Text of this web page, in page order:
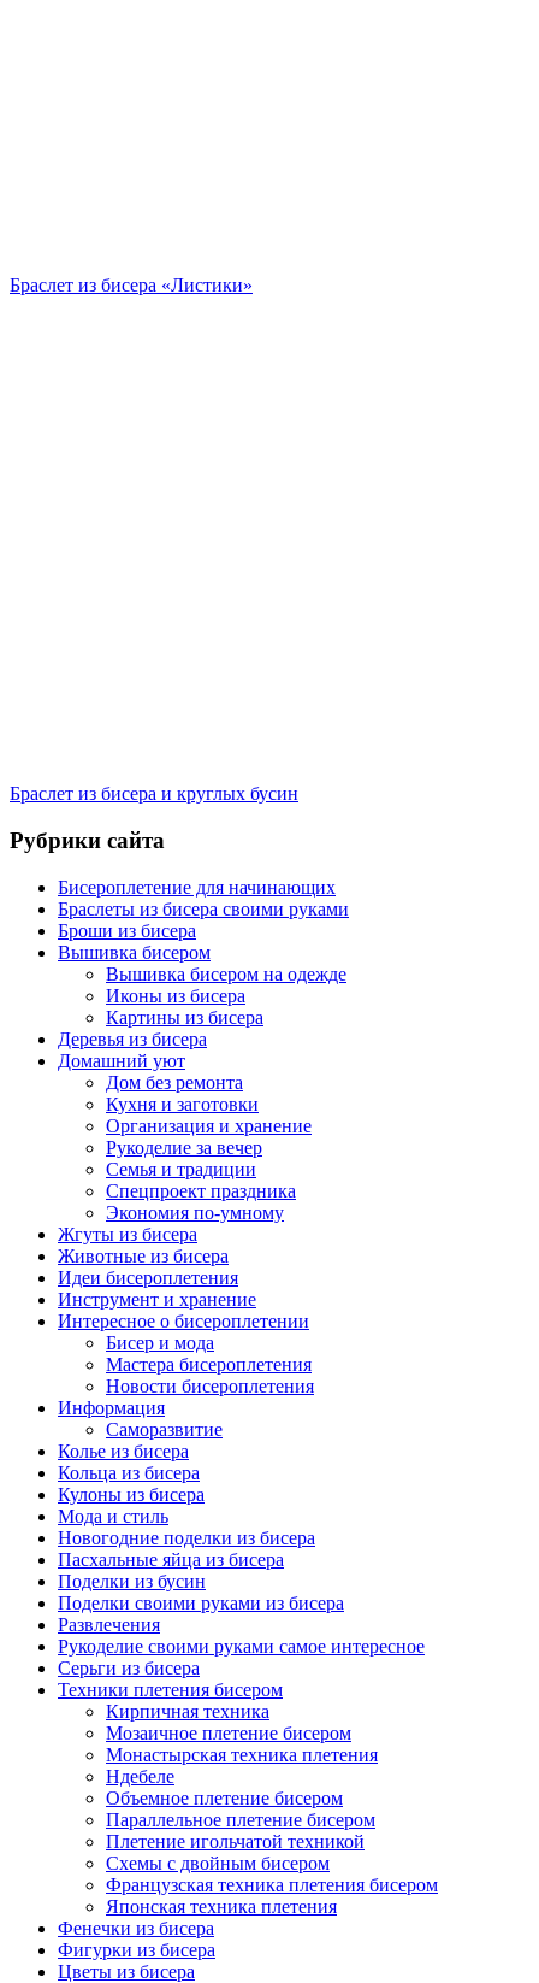
Браслет из бисера «Листики»
Браслет из бисера и круглых бусин
Рубрики сайта
Бисероплетение для начинающих
Браслеты из бисера своими руками
Броши из бисера
Вышивка бисером
Вышивка бисером на одежде
Иконы из бисера
Картины из бисера
Деревья из бисера
Домашний уют
Дом без ремонта
Кухня и заготовки
Организация и хранение
Рукоделие за вечер
Семья и традиции
Спецпроект праздника
Экономия по-умному
Жгуты из бисера
Животные из бисера
Идеи бисероплетения
Инструмент и хранение
Интересное о бисероплетении
Бисер и мода
Мастера бисероплетения
Новости бисероплетения
Информация
Саморазвитие
Колье из бисера
Кольца из бисера
Кулоны из бисера
Мода и стиль
Новогодние поделки из бисера
Пасхальные яйца из бисера
Поделки из бусин
Поделки своими руками из бисера
Развлечения
Рукоделие своими руками самое интересное
Серьги из бисера
Техники плетения бисером
Кирпичная техника
Мозаичное плетение бисером
Монастырская техника плетения
Ндебеле
Объемное плетение бисером
Параллельное плетение бисером
Плетение игольчатой техникой
Схемы с двойным бисером
Французская техника плетения бисером
Японская техника плетения
Фенечки из бисера
Фигурки из бисера
Цветы из бисера